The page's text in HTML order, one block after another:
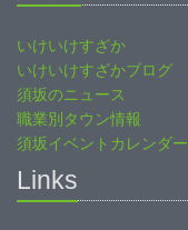
いけいけすざか
いけいけすざかブログ
須坂のニュース
職業別タウン情報
須坂イベントカレンダー
Links